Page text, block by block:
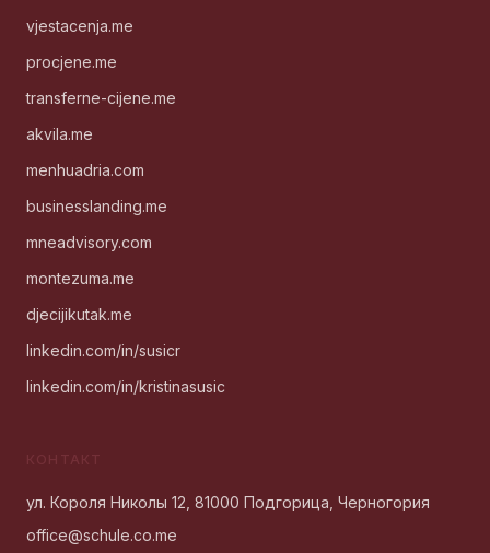
vjestacenja.me
procjene.me
transferne-cijene.me
akvila.me
menhuadria.com
businesslanding.me
mneadvisory.com
montezuma.me
djecijikutak.me
linkedin.com/in/susicr
linkedin.com/in/kristinasusic
КОНТАКТ
ул. Короля Николы 12, 81000 Подгорица, Черногория
office@schule.co.me